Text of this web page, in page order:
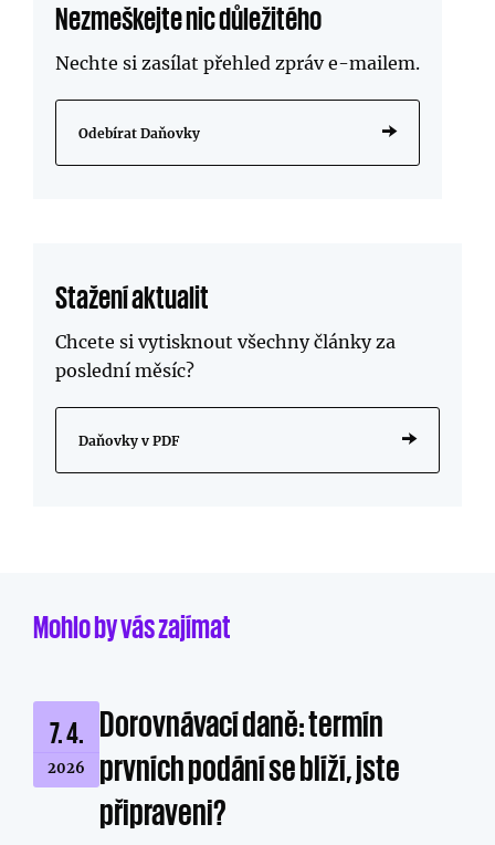
Nezmeškejte nic důležitého
Nechte si zasílat přehled zpráve-mailem.
Odebírat Daňovky
Stažení aktualit
Chcete si vytisknout všechny články za
poslední měsíc?
Daňovky v PDF
Mohlo by vás zajímat
7. 4.
2026
Dorovnávací daně: termín
prvních podání se blíží, jste
připraveni?